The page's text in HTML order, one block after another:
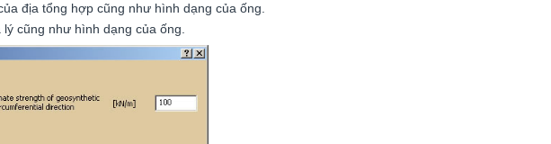
địa tổng hợp cũng như hình dạng của ống.
cũng như hình dạng của ống.